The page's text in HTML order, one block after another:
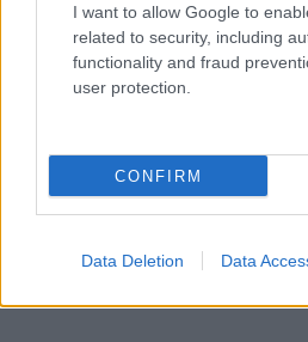
I want to allow Google to
related to security, including
functionality and fraud
user protection.
CONFIRM
Data Deletion Data